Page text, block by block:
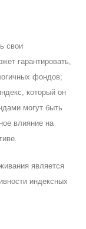
свои
гарантировать,
фондов;
который он
могут быть
влияние на
является
индексных